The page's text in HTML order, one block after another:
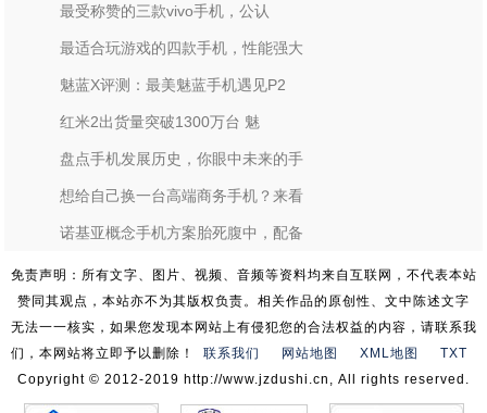
最受称赞的三款vivo手机，公认
最适合玩游戏的四款手机，性能强大
魅蓝X评测：最美魅蓝手机遇见P2
红米2出货量突破1300万台 魅
盘点手机发展历史，你眼中未来的手
想给自己换一台高端商务手机？来看
诺基亚概念手机方案胎死腹中，配备
免责声明：所有文字、图片、视频、音频等资料均来自互联网，不代表本站
赞同其观点，本站亦不为其版权负责。相关作品的原创性、文中陈述文字
无法一一核实，如果您发现本网站上有侵犯您的合法权益的内容，请联系我
们，本网站将立即予以删除！
联系我们 网站地图 XML地图
TXT
Copyright © 2012-2019 http://www.jzdushi.cn, All rights reserved.